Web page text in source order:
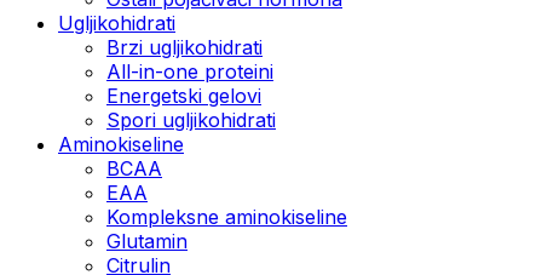
Ugljikohidrati
Brzi ugljikohidrati
All-in-one proteini
Energetski gelovi
Spori ugljikohidrati
Aminokiseline
BCAA
EAA
Kompleksne aminokiseline
Glutamin
Citrulin